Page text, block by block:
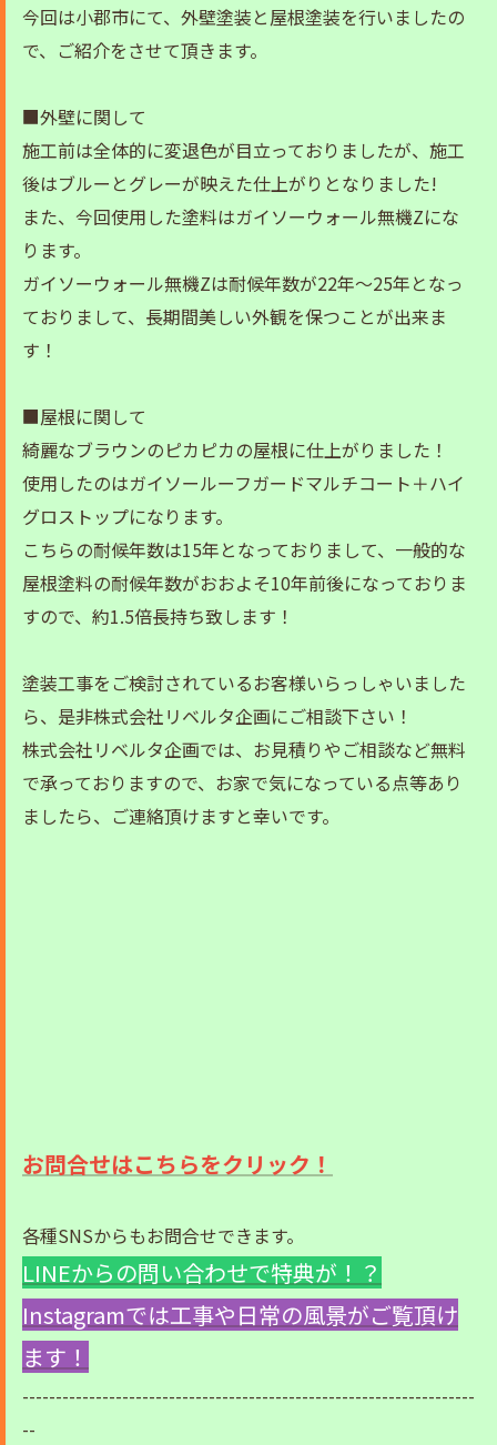
今回は小郡市にて、外壁塗装と屋根塗装を行いましたの
で、ご紹介をさせて頂きます。
■外壁に関して
施工前は全体的に変退色が目立っておりましたが、施工
後はブルーとグレーが映えた仕上がりとなりました!
また、今回使用した塗料はガイソーウォール無機Zにな
ります。
ガイソーウォール無機Zは耐候年数が22年〜25年となっ
ておりまして、長期間美しい外観を保つことが出来ま
す！
■屋根に関して
綺麗なブラウンのピカピカの屋根に仕上がりました！
使用したのはガイソールーフガードマルチコート＋ハイ
グロストップになります。
こちらの耐候年数は15年となっておりまして、一般的な
屋根塗料の耐候年数がおおよそ10年前後になっておりま
すので、約1.5倍長持ち致します！
塗装工事をご検討されているお客様いらっしゃいました
ら、是非株式会社リベルタ企画にご相談下さい！
株式会社リベルタ企画では、お見積りやご相談など無料
で承っておりますので、お家で気になっている点等あり
ましたら、ご連絡頂けますと幸いです。
お問合せはこちらをクリック！
各種SNSからもお問合せできます。
LINEからの問い合わせで特典が！？
Instagramでは工事や日常の風景がご覧頂け
ます！
--------------------------------------------------------------------
--